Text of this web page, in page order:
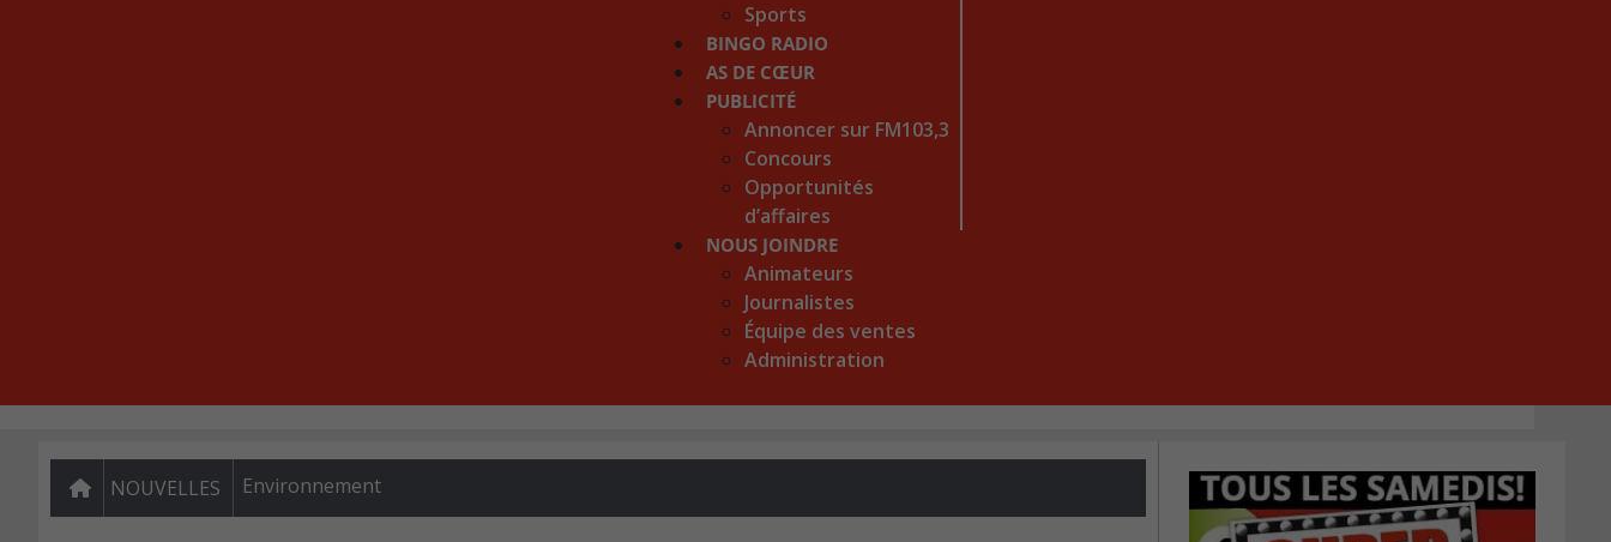
Sports
BINGO RADIO
AS DE CŒUR
PUBLICITÉ
Annoncer sur FM103,3
Concours
Opportunités
d’affaires
NOUS JOINDRE
Animateurs
Journalistes
Équipe des ventes
Administration
NOUVELLES Environnement